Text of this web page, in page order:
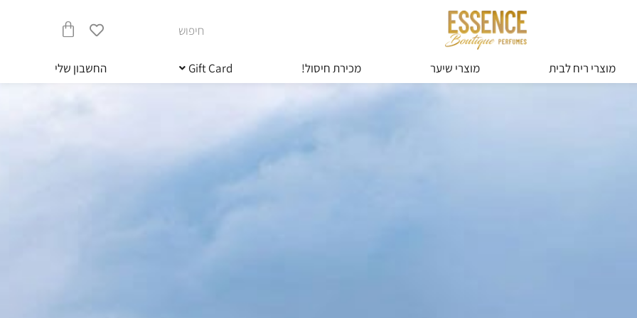
חיפוש
עגלת
קניות
מוצרי ריח לבית מוצרי שיער מכירת חיסול! Gift Card החשבון שלי